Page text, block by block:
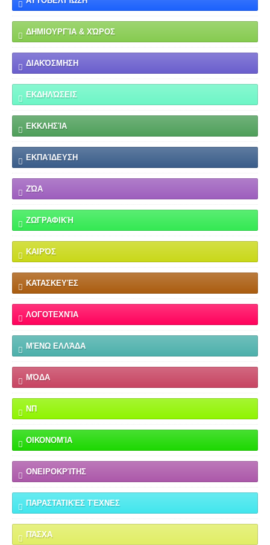
ΔΗΜΙΟΥΡΓΊΑ & ΧΏΡΟΣ
ΔΙΑΚΌΣΜΗΣΗ
ΕΚΔΗΛΏΣΕΙΣ
ΕΚΚΛΗΣΊΑ
ΕΚΠΑΊΔΕΥΣΗ
ΖΏΑ
ΖΩΓΡΑΦΙΚΉ
ΚΑΙΡΌΣ
ΚΑΤΑΣΚΕΥΈΣ
ΛΟΓΟΤΕΧΝΊΑ
ΜΈΝΩ ΕΛΛΆΔΑ
ΜΌΔΑ
ΝΠ
ΟΙΚΟΝΟΜΊΑ
ΟΝΕΙΡΟΚΡΊΤΗΣ
ΠΑΡΑΣΤΑΤΙΚΈΣ ΤΈΧΝΕΣ
ΠΆΣΧΑ